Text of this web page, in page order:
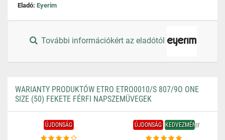
Eladó: Eyerim
További információkért az eladótól
WARIANTY PRODUKTÓW ETRO ETRO0010/S 807/9O ONE
SIZE (50) FEKETE FÉRFI NAPSZEMÜVEGEK
ÚJDONSÁG ÚJDONSÁG KEDVEZMÉNY